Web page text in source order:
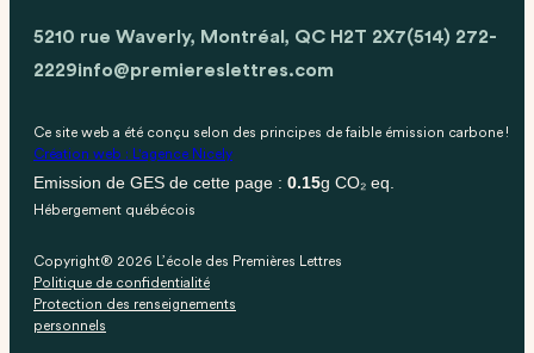
5210 rue Waverly, Montréal, QC H2T 2X7(514) 272-
2229info@premiereslettres.com
Ce site web a été conçu selon des principes de faible émission carbone !
Création web : L'agence Nicely
Emission de GES de cette page : 0.15g CO₂ eq.
Hébergement québécois
Copyright® 2026 L’école des Premières Lettres
Politique de confidentialité
Protection des renseignements
personnels